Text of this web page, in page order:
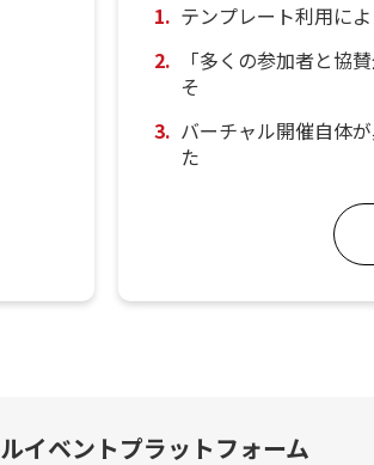
テンプレート利用に
「多くの参加者と協
そ
バーチャル開催自体
た
イベントプラットフォーム